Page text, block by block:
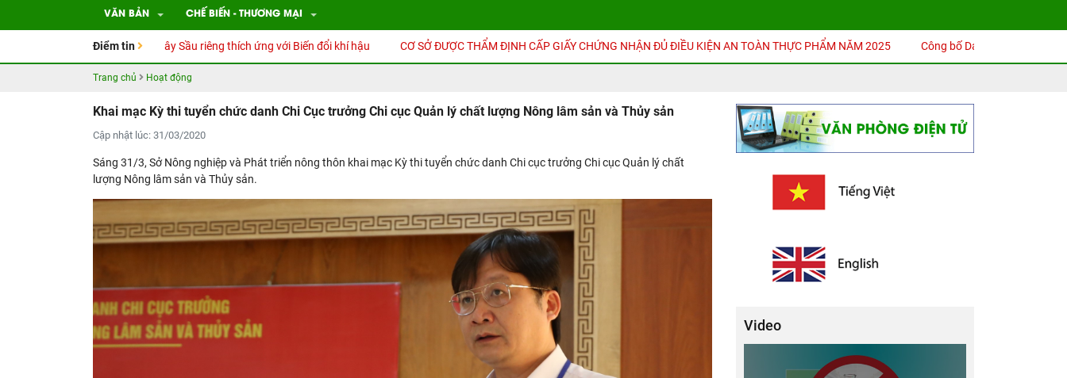
VĂN BẢN CHẾ BIẾN - THƯƠNG MẠI
Điểm tin
kỹ thuật Canh tác cây Sầu riêng thích ứng với Biến đổi khí hậu CƠ SỞ ĐƯỢC THẨM ĐỊNH CẤP GIẤY CHỨNG NHẬN ĐỦ ĐIỀU KIỆN AN TOÀN THỰC PHẨM NĂM 2025 Công bố Danh mục thủ tục hành chính
Trang chủ Hoạt động
Khai mạc Kỳ thi tuyển chức danh Chi Cục trưởng Chi cục Quản lý chất lượng Nông lâm sản và Thủy sản
Cập nhật lúc: 31/03/2020
Sáng 31/3, Sở Nông nghiệp và Phát triển nông thôn khai mạc Kỳ thi tuyển chức danh Chi cục trưởng Chi cục Quản lý chất
lượng Nông lâm sản và Thủy sản.
Video